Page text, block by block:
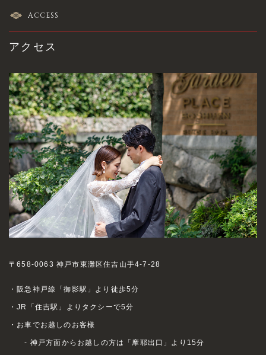
ACCESS
アクセス
〒658-0063 神戸市東灘区住吉山手4-7-28
・阪急神戸線「御影駅」より徒歩5分
・JR「住吉駅」よりタクシーで5分
・お車でお越しのお客様
- 神戸方面からお越しの方は「摩耶出口」より15分